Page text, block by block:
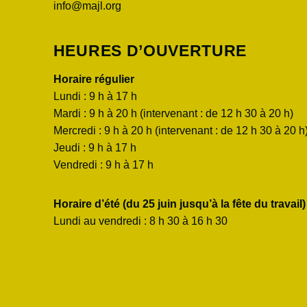
info@majl.org
HEURES D’OUVERTURE
Horaire régulier
Lundi : 9 h à 17 h
Mardi : 9 h à 20 h (intervenant : de 12 h 30 à 20 h)
Mercredi : 9 h à 20 h (intervenant : de 12 h 30 à 20
Jeudi : 9 h à 17 h
Vendredi : 9 h à 17 h
Horaire d’été (du 25 juin jusqu’à la fête du travail)
Lundi au vendredi : 8 h 30 à 16 h 30